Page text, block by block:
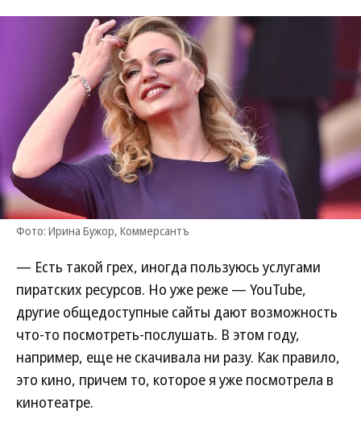
Фото: Ирина Бужор, Коммерсантъ
— Есть такой грех, иногда пользуюсь услугами
пиратских ресурсов. Но уже реже — YouTube,
другие общедоступные сайты дают возможность
что-то посмотреть-послушать. В этом году,
например, еще не скачивала ни разу. Как правило,
это кино, причем то, которое я уже посмотрела в
кинотеатре.